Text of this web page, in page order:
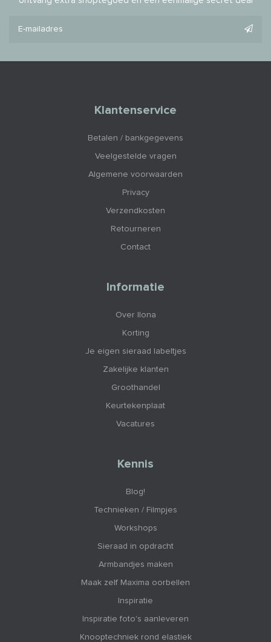
Klantenservice
Betalen / bankgegevens
Veelgestelde vragen
Algemene voorwaarden
Privacy
Verzendkosten
Retourneren
Contact
Informatie
Over Ilona
Korting
Je eigen sieraad labeltjes
Zakelijke klanten
Groothandel
Keurtekenplaat
Vacatures
Kennis
Blog!
Technieken / Filmpjes
Workshops
Sieraad in opdracht
Armbandjes maken
Maak zelf Maxima oorbellen
Inspiratie
Inspiratie foto's aanleveren
Knooptechniek rond elastiek